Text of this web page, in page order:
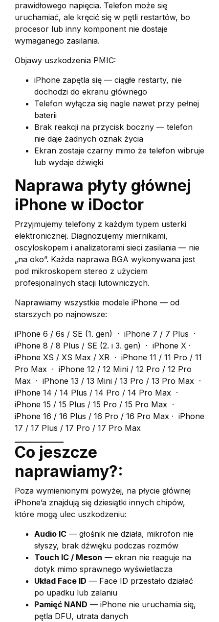
prawidłowego napięcia. Telefon może się
uruchamiać, ale kręcić się w pętli restartów, bo
procesor lub inny komponent nie dostaje
wymaganego zasilania.
Objawy uszkodzenia PMIC:
iPhone zapętla się — ciągłe restarty, nie
dochodzi do ekranu głównego
Telefon wyłącza się nagle nawet przy pełnej
baterii
Brak reakcji na przycisk boczny — telefon
nie daje żadnych oznak życia
Ekran zostaje czarny mimo że telefon wibruje
lub wydaje dźwięki
Naprawa płyty głównej
iPhone w iDoctor
Przyjmujemy telefony z każdym typem usterki
elektronicznej. Diagnozujemy miernikami,
oscyloskopem i analizatorami sieci zasilania — nie
„na oko”. Każda naprawa BGA wykonywana jest
pod mikroskopem stereo z użyciem
profesjonalnych stacji lutowniczych.
Naprawiamy wszystkie modele iPhone — od
starszych po najnowsze:
iPhone 6 / 6s / SE (1. gen) · iPhone 7 / 7 Plus ·
iPhone 8 / 8 Plus / SE (2. i 3. gen) · iPhone X ·
iPhone XS / XS Max / XR · iPhone 11 / 11 Pro / 11
Pro Max · iPhone 12 / 12 Mini / 12 Pro / 12 Pro
Max · iPhone 13 / 13 Mini / 13 Pro / 13 Pro Max ·
iPhone 14 / 14 Plus / 14 Pro / 14 Pro Max ·
iPhone 15 / 15 Plus / 15 Pro / 15 Pro Max ·
iPhone 16 / 16 Plus / 16 Pro / 16 Pro Max · iPhone
17 / 17 Plus / 17 Pro / 17 Pro Max
Co jeszcze
naprawiamy?:
Poza wymienionymi powyżej, na płycie głównej
iPhone’a znajdują się dziesiątki innych chipów,
które mogą ulec uszkodzeniu:
Audio IC — głośnik nie działa, mikrofon nie
słyszy, brak dźwięku podczas rozmów
Touch IC / Meson — ekran nie reaguje na
dotyk mimo sprawnego wyświetlacza
Układ Face ID — Face ID przestało działać
po upadku lub zalaniu
Pamięć NAND — iPhone nie uruchamia się,
pętla DFU, utrata danych